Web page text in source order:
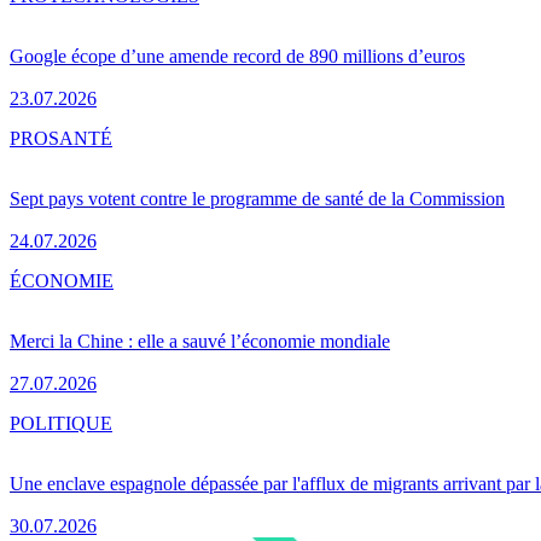
Google écope d’une amende record de 890 millions d’euros
23.07.2026
Sept pays votent contre le programme de santé de la Commission
24.07.2026
PROSANTÉ
Merci la Chine : elle a sauvé l’économie mondiale
27.07.2026
ÉCONOMIE
Une enclave espagnole dépassée par l'afflux de migrants arrivant par
30.07.2026
POLITIQUE